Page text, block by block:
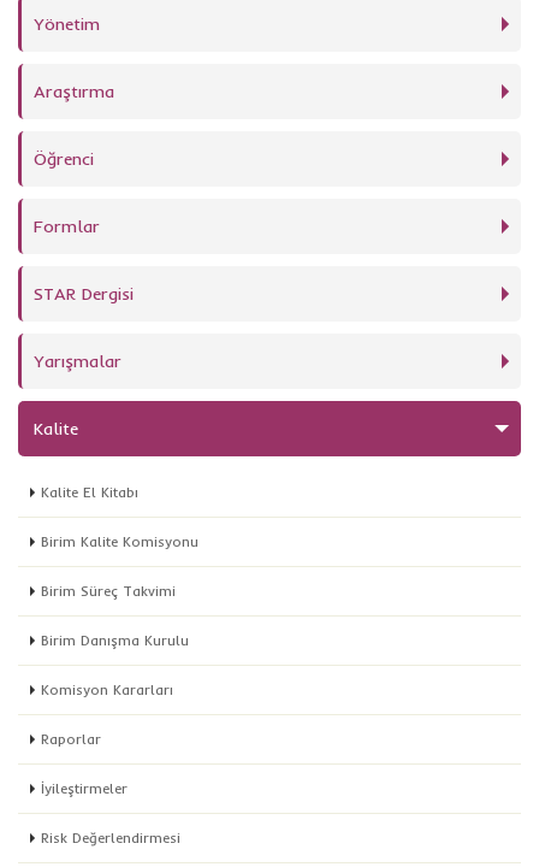
Yönetim
Araştırma
Öğrenci
Formlar
STAR Dergisi
Yarışmalar
Kalite
Kalite El Kitabı
Birim Kalite Komisyonu
Birim Süreç Takvimi
Birim Danışma Kurulu
Komisyon Kararları
Raporlar
İyileştirmeler
Risk Değerlendirmesi